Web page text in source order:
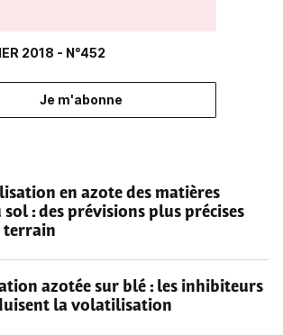
2018 - N°452
Je m'abonne
en azote des matières
sol : des prévisions plus précises
terrain
azotée sur blé : les inhibiteurs
la volatilisation